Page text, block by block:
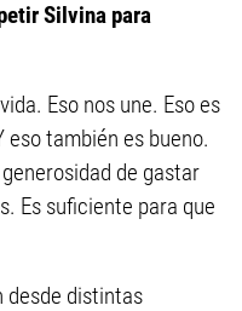
Silvina para
Eso nos une. Eso es
también es bueno.
de gastar
Es suficiente para que
desde distintas